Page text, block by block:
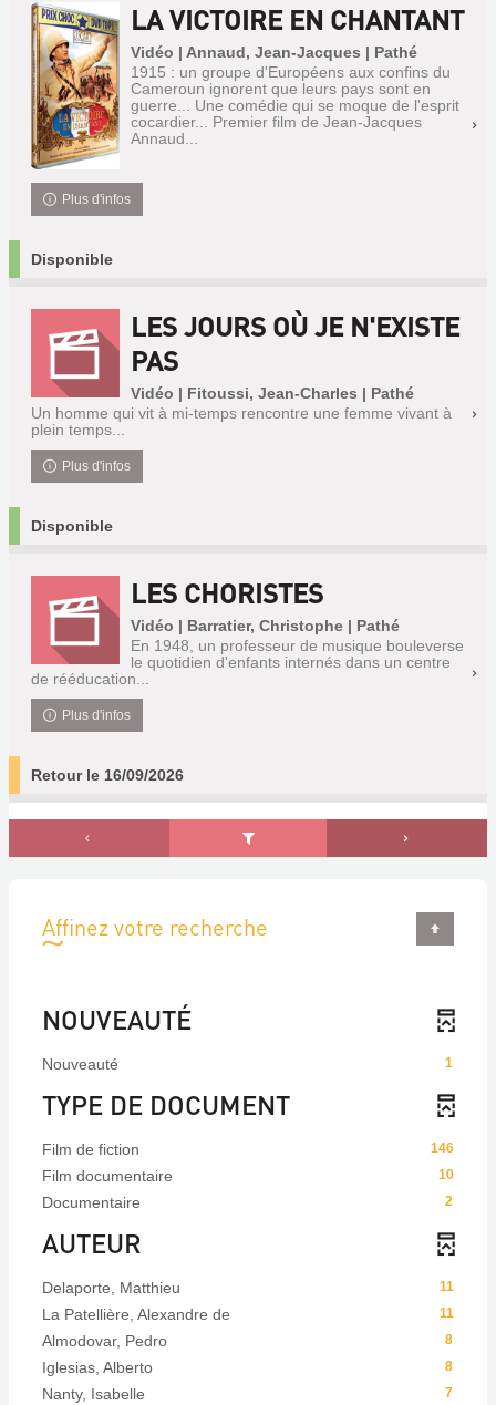
LA VICTOIRE EN CHANTANT
Vidéo | Annaud, Jean-Jacques | Pathé
1915 : un groupe d'Européens aux confins du
Cameroun ignorent que leurs pays sont en
guerre... Une comédie qui se moque de l'esprit
cocardier... Premier film de Jean-Jacques
Annaud...
Plus d'infos
Disponible
LES JOURS OÙ JE N'EXISTE
PAS
Vidéo | Fitoussi, Jean-Charles | Pathé
Un homme qui vit à mi-temps rencontre une femme vivant à
plein temps...
Plus d'infos
Disponible
LES CHORISTES
Vidéo | Barratier, Christophe | Pathé
En 1948, un professeur de musique bouleverse
le quotidien d'enfants internés dans un centre
de rééducation...
Plus d'infos
Retour le 16/09/2026
Affinez votre recherche
NOUVEAUTÉ
1
Nouveauté
TYPE DE DOCUMENT
146
Film de fiction
10
Film documentaire
2
Documentaire
AUTEUR
11
Delaporte, Matthieu
11
La Patellière, Alexandre de
8
Almodovar, Pedro
8
Iglesias, Alberto
7
Nanty, Isabelle